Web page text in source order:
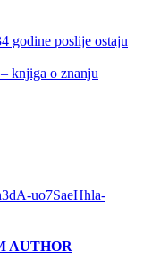
godine poslije ostaju
knjiga o znanju
uo7SaeHhla-
AUTHOR